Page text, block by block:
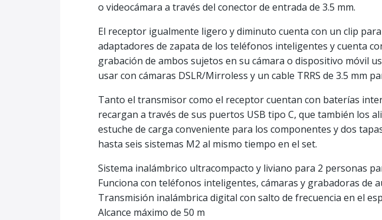
o videocámara a través del conector de entrada de 3.5 mm.
El receptor igualmente ligero y diminuto cuenta con un clip
adaptadores de zapata de los teléfonos inteligentes y cuenta
grabación de ambos sujetos en su cámara o dispositivo móvil
usar con cámaras DSLR/Mirroless y un cable TRRS de 3.5
Tanto el transmisor como el receptor cuentan con baterías
recargan a través de sus puertos USB tipo C, que también los
estuche de carga conveniente para los componentes y dos
hasta seis sistemas M2 al mismo tiempo en el set.
Sistema inalámbrico ultracompacto y liviano para 2 personas
Funciona con teléfonos inteligentes, cámaras y grabadoras de
Transmisión inalámbrica digital con salto de frecuencia en el
Alcance máximo de 50 m